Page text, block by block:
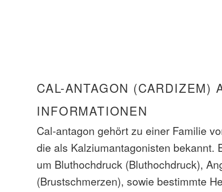
CAL-ANTAGON (CARDIZEM)
INFORMATIONEN
Cal-antagon gehört zu einer Familie
die als Kalziumantagonisten bekannt.
um Bluthochdruck (Bluthochdruck),
(Brustschmerzen), sowie bestimmte